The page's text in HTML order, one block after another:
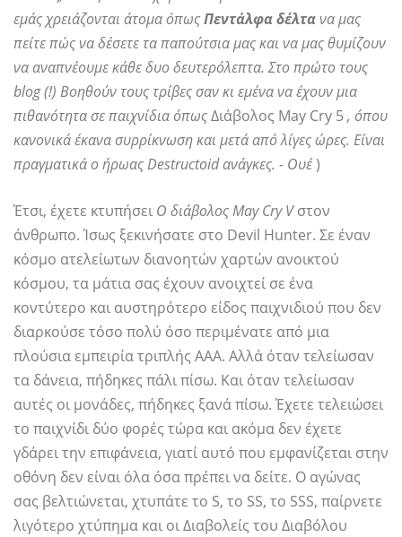
εμάς χρειάζονται άτομα όπωςΠεντάλφα δέλτανα μας
πείτε πώς να δέσετε τα παπούτσια μας και να μας θυμίζουν
να αναπνέουμε κάθε δυο δευτερόλεπτα. Στο πρώτο τους
blog (!) Βοηθούν τους τρίβες σαν κι εμένα να έχουν μια
πιθανότητα σε παιχνίδια όπωςΔιάβολος May Cry 5, όπου
κανονικά έκανα συρρίκνωση και μετά από λίγες ώρες. Είναι
πραγματικά ο ήρωας Destructoid ανάγκες. - Ουέ)
Έτσι, έχετε κτυπήσει Ο διάβολος May Cry Vστον
άνθρωπο. Ίσως ξεκινήσατε στο Devil Hunter. Σε έναν
κόσμο ατελείωτων διανοητών χαρτών ανοικτού
κόσμου, τα μάτια σας έχουν ανοιχτεί σε ένα
κοντύτερο και αυστηρότερο είδος παιχνιδιού που δεν
διαρκούσε τόσο πολύ όσο περιμένατε από μια
πλούσια εμπειρία τριπλής ΑΑΑ. Αλλά όταν τελείωσαν
τα δάνεια, πήδηκες πάλι πίσω. Και όταν τελείωσαν
αυτές οι μονάδες, πήδηκες ξανά πίσω. Έχετε τελειώσει
το παιχνίδι δύο φορές τώρα και ακόμα δεν έχετε
γδάρει την επιφάνεια, γιατί αυτό που εμφανίζεται στην
οθόνη δεν είναι όλα όσα πρέπει να δείτε. Ο αγώνας
σας βελτιώνεται, χτυπάτε το S, το SS, το SSS, παίρνετε
λιγότερο χτύπημα και οι Διαβολείς του Διαβόλου